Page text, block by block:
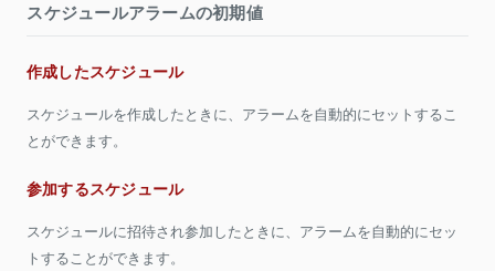
スケジュールアラームの初期値
作成したスケジュール
スケジュールを作成したときに、アラームを自動的にセットするこ
とができます。
参加するスケジュール
スケジュールに招待され参加したときに、アラームを自動的にセッ
トすることができます。